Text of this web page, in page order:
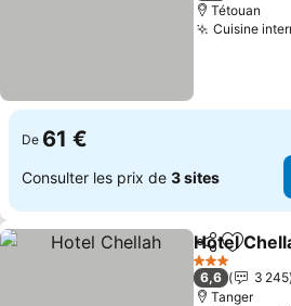
Tétouan
Cuisine
De 61 €
Consulter les prix de 3 sites
Partager
Hotel
3 Étoiles
6,6
3 245
Tanger